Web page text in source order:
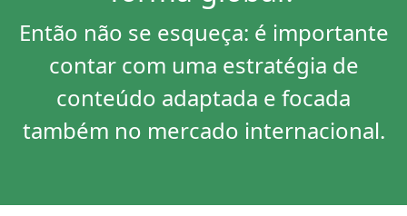
Então não se esqueça: é importante
contar com uma estratégia de
conteúdo adaptada e focada
também no mercado internacional.